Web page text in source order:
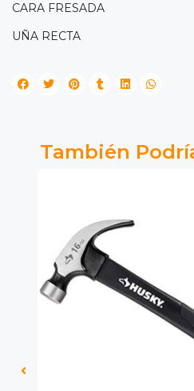
CARA FRESADA
UÑA RECTA
También